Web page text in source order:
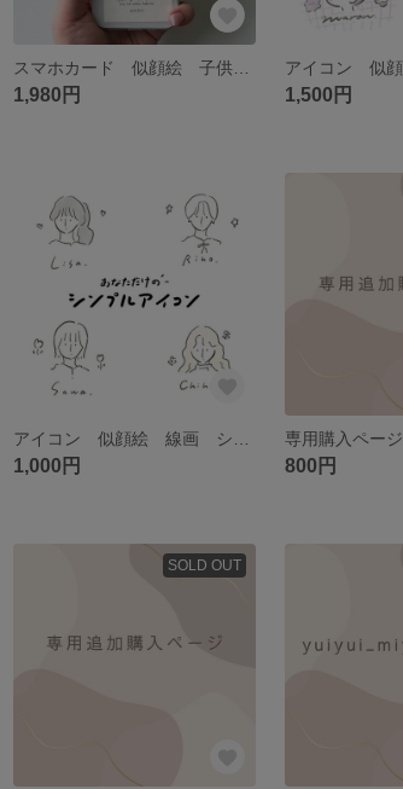
1,980円 1,500円
1,000円
専用購入ページ
800円
SOLD OUT